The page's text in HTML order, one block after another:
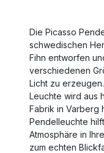
Die Picasso
schwedischen
Fihn entworfen
verschiedenen
Licht zu
Leuchte wird aus
Fabrik in Varberg
Pendelleuchte
Atmosphäre in
zum echten